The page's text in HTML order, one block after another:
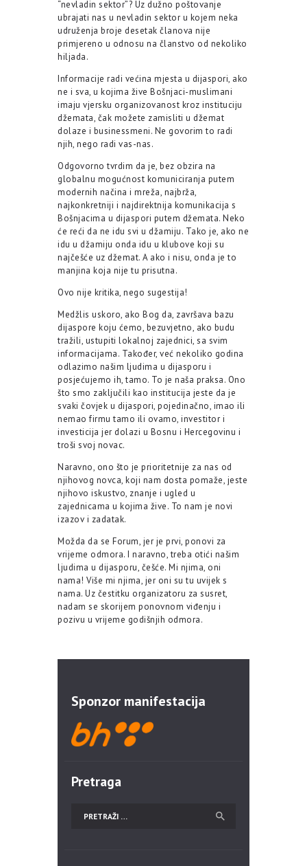
“nevladin sektor”? Uz dužno poštovanje
ubrajati nas u nevladin sektor u kojem neka
udruženja broje desetak članova nije
primjereno u odnosu na članstvo od nekoliko
hiljada.
Informacije radi većina mjesta u dijaspori, ako
ne i sva, u kojima žive Bošnjaci-muslimani
imaju vjersku organizovanost kroz instituciju
džemata, čak možete zamisliti u džemat
dolaze i businessmeni. Ne govorim to radi
njih, nego radi vas-nas.
Odgovorno tvrdim da je, bez obzira na
globalnu mogućnost komuniciranja putem
modernih načina i mreža, najbrža,
najkonkretniji i najdirektnija komunikacija s
Bošnjacima u dijaspori putem džemata. Neko
će reći da ne idu svi u džamiju. Tako je, ako ne
idu u džamiju onda idu u klubove koji su
najčešće uz džemat. A ako i nisu, onda je to
manjina koja nije tu prisutna.
Ovo nije kritika, nego sugestija!
Medžlis uskoro, ako Bog da, završava bazu
dijaspore koju ćemo, bezuvjetno, ako budu
tražili, ustupiti lokalnoj zajednici, sa svim
informacijama. Također, već nekoliko godina
odlazimo našim ljudima u dijasporu i
posjećujemo ih, tamo. To je naša praksa. Ono
što smo zaključili kao institucija jeste da je
svaki čovjek u dijaspori, pojedinačno, imao ili
nemao firmu tamo ili ovamo, investitor i
investicija jer dolazi u Bosnu i Hercegovinu i
troši svoj novac.
Naravno, ono što je prioritetnije za nas od
njihovog novca, koji nam dosta pomaže, jeste
njihovo iskustvo, znanje i ugled u
zajednicama u kojima žive. To nam je novi
izazov i zadatak.
Možda da se Forum, jer je prvi, ponovi za
vrijeme odmora. I naravno, treba otići našim
ljudima u dijasporu, češće. Mi njima, oni
nama! Više mi njima, jer oni su tu uvijek s
nama. Uz čestitku organizatoru za susret,
nadam se skorijem ponovnom viđenju i
pozivu u vrijeme godišnjih odmora.
Sponzor manifestacija
Pretraga